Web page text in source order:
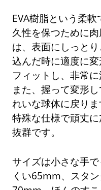
EVA樹脂という柔
久性を保つために
は、表面にしっと
込んだ時に適度に
フィットし、非常
また、握って変形
れいな球体に戻り
特殊な仕様で頑丈
抜群です。
サイズは小さな手
くい65mm、スタ